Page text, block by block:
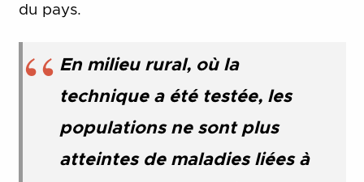
du pays.
En milieu rural, où la
technique a été testée, les
populations ne sont plus
atteintes de maladies liées à